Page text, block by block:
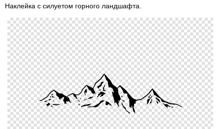
Наклейка с силуетом горного ландшафта.